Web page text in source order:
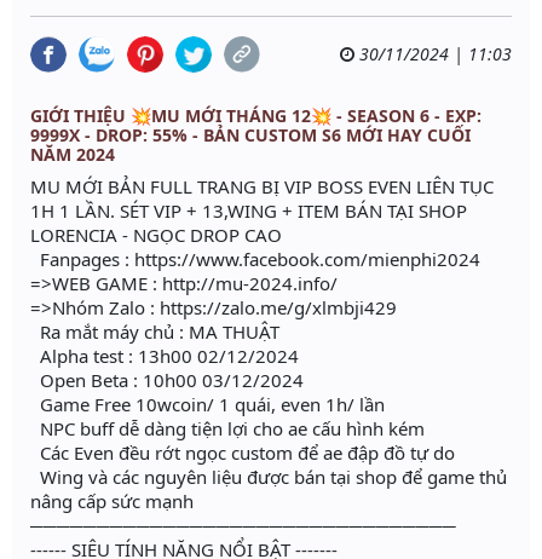
30/11/2024 | 11:03
GIỚI THIỆU 💥MU MỚI THÁNG 12💥 - SEASON 6 - EXP:
9999X - DROP: 55% - BẢN CUSTOM S6 MỚI HAY CUỐI
NĂM 2024
MU MỚI BẢN FULL TRANG BỊ VIP BOSS EVEN LIÊN TỤC
1H 1 LẦN. SÉT VIP + 13,WING + ITEM BÁN TẠI SHOP
LORENCIA - NGỌC DROP CAO
Fanpages : https://www.facebook.com/mienphi2024
=>WEB GAME : http://mu-2024.info/
=>Nhóm Zalo : https://zalo.me/g/xlmbji429
Ra mắt máy chủ : MA THUẬT
Alpha test : 13h00 02/12/2024
Open Beta : 10h00 03/12/2024
Game Free 10wcoin/ 1 quái, even 1h/ lần
NPC buff dễ dàng tiện lợi cho ae cấu hình kém
Các Even đều rớt ngọc custom để ae đập đồ tự do
Wing và các nguyên liệu được bán tại shop để game thủ
nâng cấp sức mạnh
────────────────────────────────
------ SIÊU TÍNH NĂNG NỔI BẬT -------